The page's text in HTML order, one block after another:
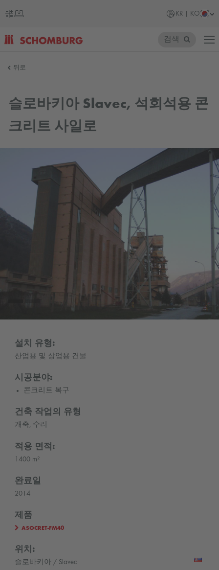
KR | KO
한
민
국
검색
뒤로
슬로바키아 Slavec, 석회석용 콘
크리트 사일로
설치 유형:
산업용 및 상업용 건물
시공분야:
콘크리트 복구
건축 작업의 유형
개축, 수리
적용 면적:
1400 m²
완료일
2014
제품
ASOCRET-FM40
위치:
슬로바키아 / Slavec